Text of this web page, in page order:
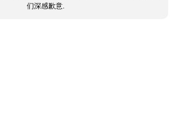
们深感歉意.